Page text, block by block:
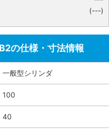
(---)
の仕様・寸法情報
一般型シリンダ
100
40